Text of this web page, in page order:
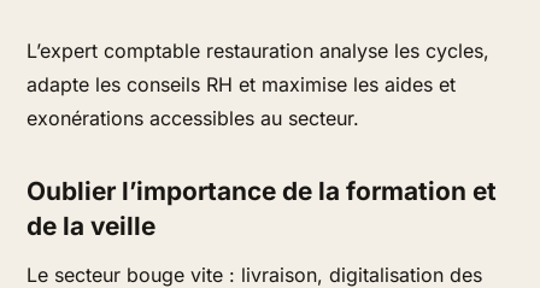
L’expert comptable restauration analyse les cycles,
adapte les conseils RH et maximise les aides et
exonérations accessibles au secteur.
Oublier l’importance de la formation et
de la veille
Le secteur bouge vite : livraison, digitalisation des